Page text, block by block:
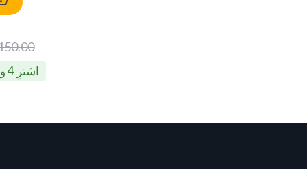
اشترِ 4 واحصل على خصم 50% ⭐